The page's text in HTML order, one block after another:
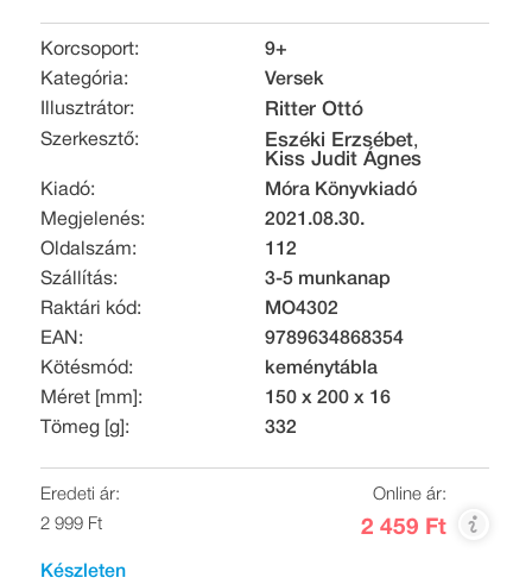
Korcsoport:
9+
Kategória:
Versek
Illusztrátor:
Ritter Ottó
Szerkesztő: Eszéki Erzsébet,
Kiss Judit Ágnes
Kiadó:
Móra Könyvkiadó
Megjelenés:
2021.08.30.
Oldalszám:
112
Szállítás:
3-5 munkanap
Raktári kód:
MO4302
EAN:
9789634868354
Kötésmód:
keménytábla
Méret [mm]:
150 x 200 x 16
Tömeg [g]:
332
Eredeti ár:
2 999 Ft
Online ár:
2 459 Ft
Készleten